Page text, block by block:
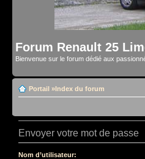
Forum Renault 25
Bienvenue sur le forum dédié aux
Portail »Index du forum
Envoyer votre mot de passe
Nom d’utilisateur: